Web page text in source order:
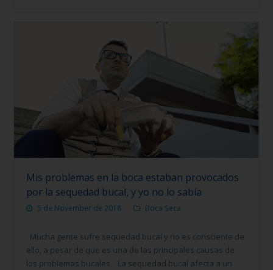
Mis problemas en la boca estaban provocados
por la sequedad bucal, y yo no lo sabía
5 de November de 2018 Boca Seca
Mucha gente sufre sequedad bucal y no es consciente de
ello, a pesar de que es una de las principales causas de
los problemas bucales. La sequedad bucal afecta a un